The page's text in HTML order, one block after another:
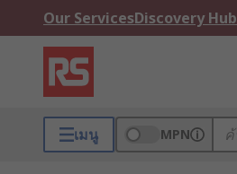
Our ServicesDiscovery Hub
เมนู MPN